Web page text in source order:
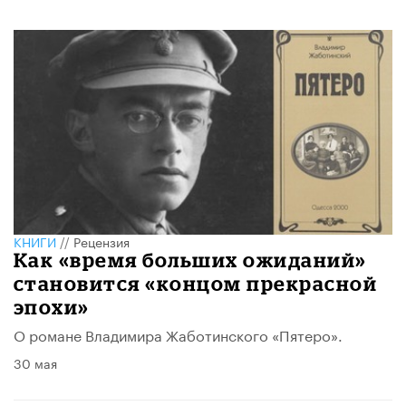
КНИГИ//Рецензия
Как «время больших ожиданий»
становится «концом прекрасной
эпохи»
О романе Владимира Жаботинского «Пятеро».
30 мая